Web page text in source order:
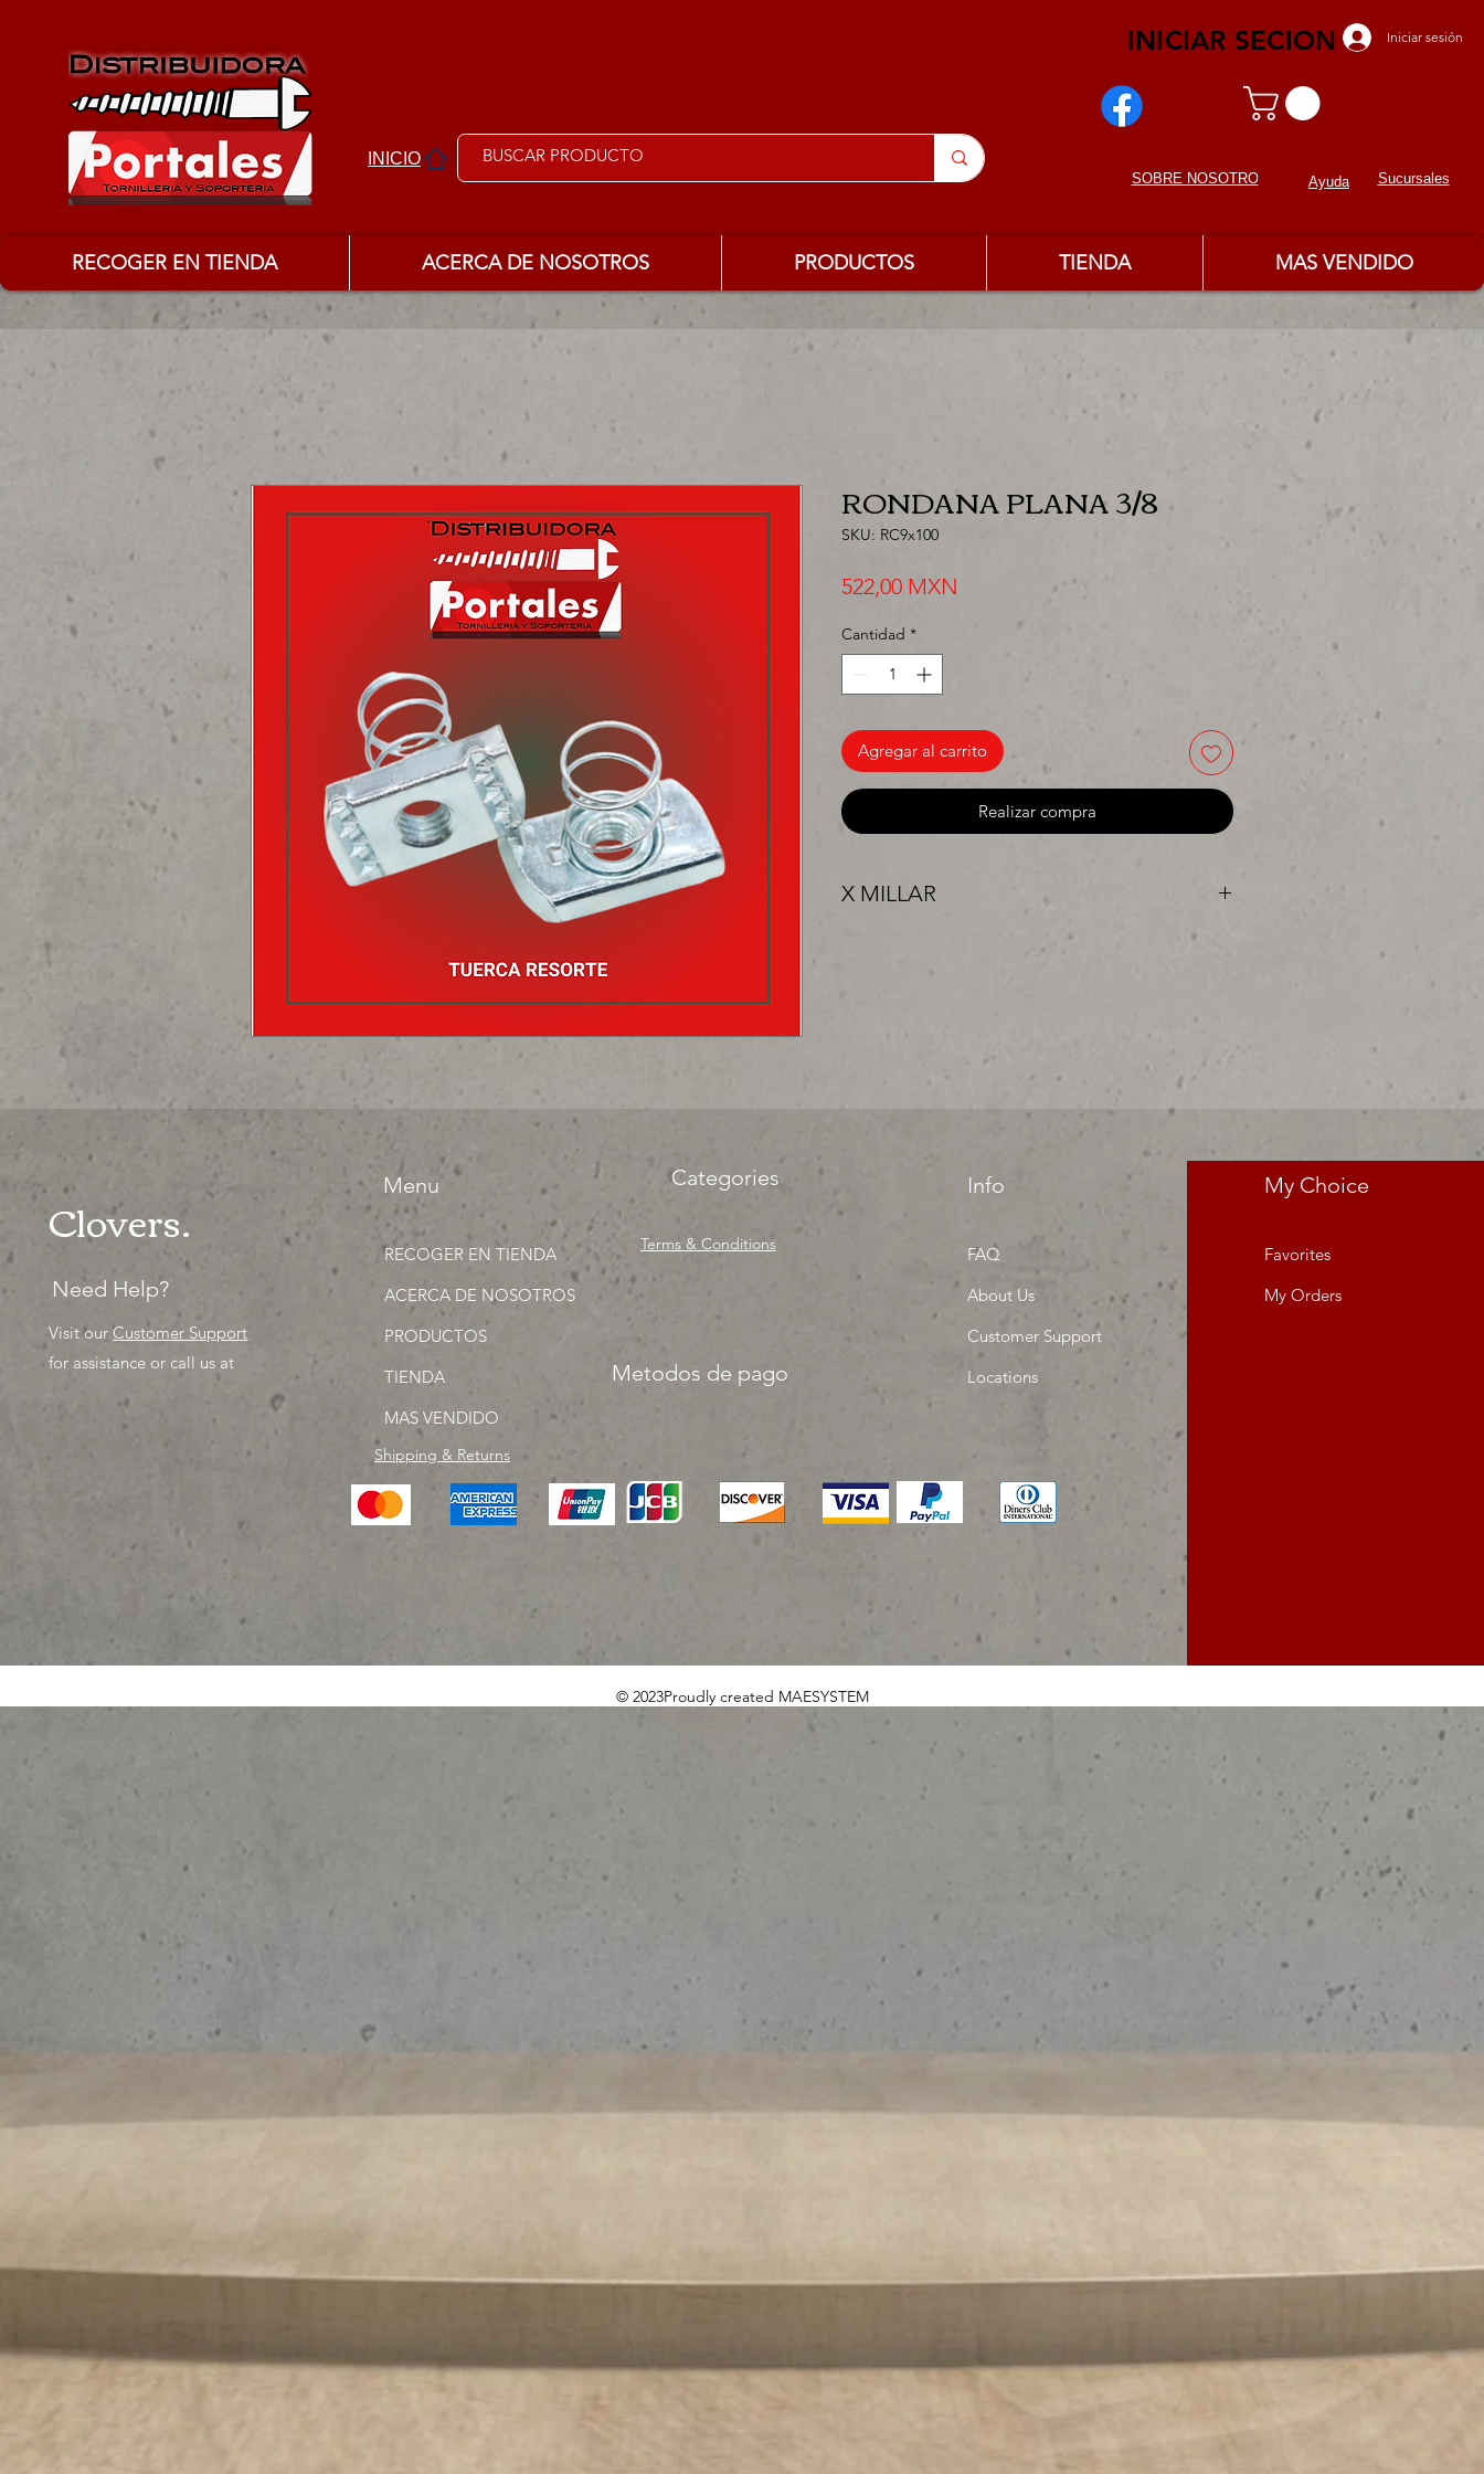
INICIO
Iniciar sesión
INICIAR SECION
SOBRE NOSOTROS Ayuda Sucursales
RECOGER EN TIENDA ACERCA DE NOSOTROS PRODUCTOS TIENDA MAS VENDIDO
RONDANA PLANA 3/8
SKU: RC9x100
522,00 MXN
Cantidad *
Agregar al carrito
Realizar compra
X MILLAR
"PRECIO ESPECIAL ya sea para comprar o para
Clovers.
Need Help?
Visit ourCustomer Support
for assistance or call us at
Menu
RECOGER EN TIENDA
ACERCA DE NOSOTROS
PRODUCTOS
TIENDA
MAS VENDIDO
Shipping & Returns
Categories
Terms & Conditions
Info
FAQ
About Us
Customer Support
Locations
My Choice
Favorites
My Orders
Metodos de pago
© 2023Proudly created MAESYSTEM